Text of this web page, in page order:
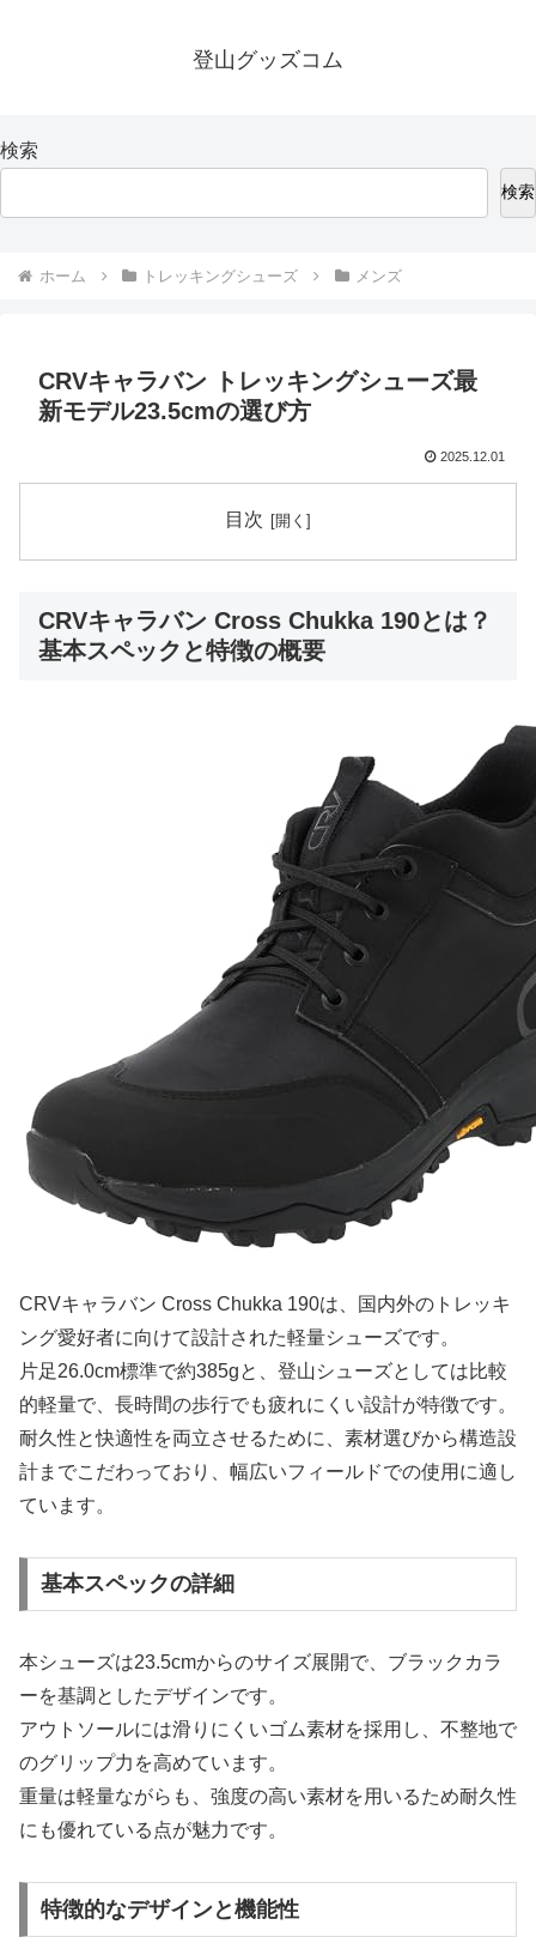
登山グッズコム
検索
検索
ホーム トレッキングシューズ メンズ
CRVキャラバン トレッキングシューズ最
新モデル23.5cmの選び方
2025.12.01
目次
CRVキャラバン Cross Chukka 190とは？
基本スペックと特徴の概要
CRVキャラバン Cross Chukka 190は、国内外のトレッキ
ング愛好者に向けて設計された軽量シューズです。
片足26.0cm標準で約385gと、登山シューズとしては比較
的軽量で、長時間の歩行でも疲れにくい設計が特徴です。
耐久性と快適性を両立させるために、素材選びから構造設
計までこだわっており、幅広いフィールドでの使用に適し
ています。
基本スペックの詳細
本シューズは23.5cmからのサイズ展開で、ブラックカラ
ーを基調としたデザインです。
アウトソールには滑りにくいゴム素材を採用し、不整地で
のグリップ力を高めています。
重量は軽量ながらも、強度の高い素材を用いるため耐久性
にも優れている点が魅力です。
特徴的なデザインと機能性